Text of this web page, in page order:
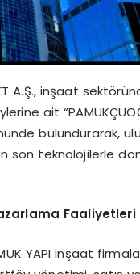
A.Ş., inşaat
ait
bulundurarak,
teknolojilerle
Faaliyetleri
YAPI inşaat